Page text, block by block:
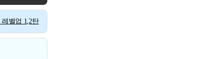
벨업 1,2탄